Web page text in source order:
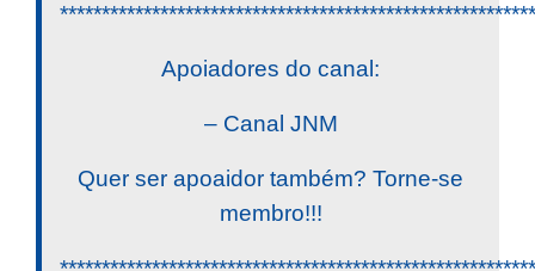
Apoiadores do canal:
– Canal JNM
Quer ser apoaidor também? Torne-se
membro!!!